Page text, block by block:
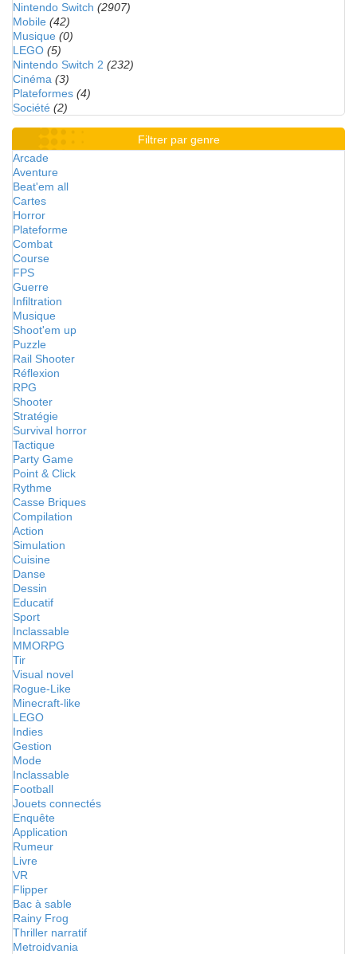
Nintendo Switch (2907)
Mobile (42)
Musique (0)
LEGO (5)
Nintendo Switch 2 (232)
Cinéma (3)
Plateformes (4)
Société (2)
Filtrer par genre
Arcade
Aventure
Beat'em all
Cartes
Horror
Plateforme
Combat
Course
FPS
Guerre
Infiltration
Musique
Shoot'em up
Puzzle
Rail Shooter
Réflexion
RPG
Shooter
Stratégie
Survival horror
Tactique
Party Game
Point & Click
Rythme
Casse Briques
Compilation
Action
Simulation
Cuisine
Danse
Dessin
Educatif
Sport
Inclassable
MMORPG
Tir
Visual novel
Rogue-Like
Minecraft-like
LEGO
Indies
Gestion
Mode
Inclassable
Football
Jouets connectés
Enquête
Application
Rumeur
Livre
VR
Flipper
Bac à sable
Rainy Frog
Thriller narratif
Metroidvania